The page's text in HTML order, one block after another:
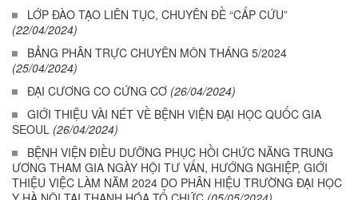
LỚP ĐÀO TẠO LIÊN TỤC, CHUYÊN ĐỀ “CẤP CỨU”
(22/04/2024)
BẢNG PHÂN TRỰC CHUYÊN MÔN THÁNG 5/2024
(25/04/2024)
ĐẠI CƯƠNG CO CỨNG CƠ (26/04/2024)
GIỚI THIỆU VÀI NÉT VỀ BỆNH VIỆN ĐẠI HỌC QUỐC GIA
SEOUL (26/04/2024)
BỆNH VIỆN ĐIỀU DƯỠNG PHỤC HỒI CHỨC NĂNG TRUNG
ƯƠNG THAM GIA NGÀY HỘI TƯ VẤN, HƯỚNG NGHIỆP, GIỚI
THIỆU VIỆC LÀM NĂM 2024 DO PHÂN HIỆU TRƯỜNG ĐẠI HỌC